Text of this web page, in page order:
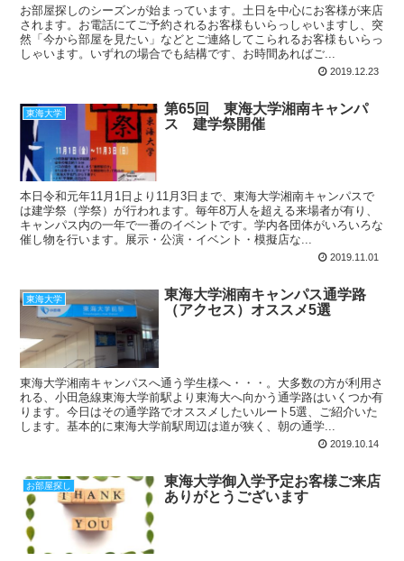
お部屋探しのシーズンが始まっています。土日を中心にお客様が来店
されます。お電話にてご予約されるお客様もいらっしゃいますし、突
然「今から部屋を見たい」などとご連絡してこられるお客様もいらっ
しゃいます。いずれの場合でも結構です、お時間あればご...
2019.12.23
東海大学
第65回 東海大学湘南キャンパ
ス 建学祭開催
本日令和元年11月1日より11月3日まで、東海大学湘南キャンパスで
は建学祭（学祭）が行われます。毎年8万人を超える来場者が有り、
キャンパス内の一年で一番のイベントです。学内各団体がいろいろな
催し物を行います。展示・公演・イベント・模擬店な...
2019.11.01
東海大学
東海大学湘南キャンパス通学路
（アクセス）オススメ5選
東海大学湘南キャンパスへ通う学生様へ・・・。大多数の方が利用さ
れる、小田急線東海大学前駅より東海大へ向かう通学路はいくつか有
ります。今日はその通学路でオススメしたいルート5選、ご紹介いた
します。基本的に東海大学前駅周辺は道が狭く、朝の通学...
2019.10.14
お部屋探し
東海大学御入学予定お客様ご来店
ありがとうございます